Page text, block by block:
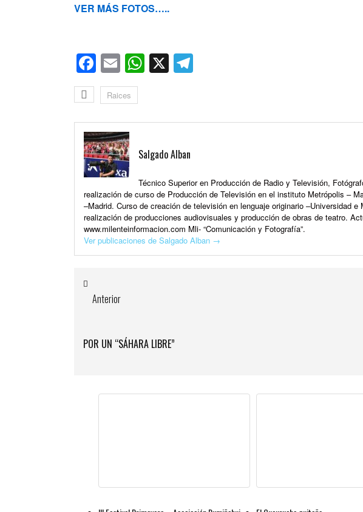
VER MÁS FOTOS…..
Facebook
EmailWhatsApp
X
Raices
Salgado Alban
Técnico Superior en Producción de Radio y Televisión,
realización de curso de Producción de Televisión en el instituto Metrópolis –
–Madrid. Curso de creación de televisión en lenguaje originario –Universidad
realización de producciones audiovisuales y producción de obras de teatro.
www.milenteinformacion.com Mli- “Comunicación y Fotografía”.
Ver publicaciones de Salgado Alban →
Anterior
POR UN “SÁHARA LIBRE”